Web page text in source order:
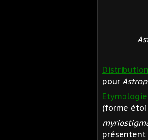
pour
(forme
présentent